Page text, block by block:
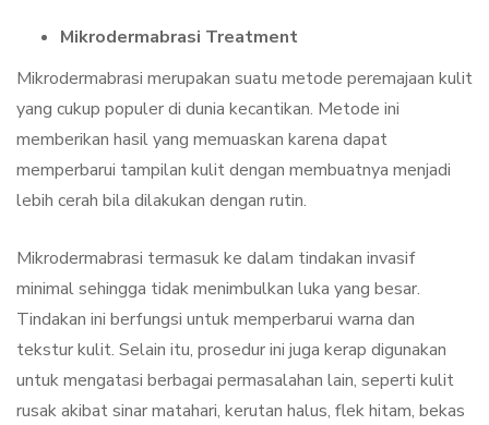
Mikrodermabrasi Treatment
Mikrodermabrasi merupakan suatu metode peremajaan kulit
yang cukup populer di dunia kecantikan. Metode ini
memberikan hasil yang memuaskan karena dapat
memperbarui tampilan kulit dengan membuatnya menjadi
lebih cerah bila dilakukan dengan rutin.
Mikrodermabrasi termasuk ke dalam tindakan invasif
minimal sehingga tidak menimbulkan luka yang besar.
Tindakan ini berfungsi untuk memperbarui warna dan
tekstur kulit. Selain itu, prosedur ini juga kerap digunakan
untuk mengatasi berbagai permasalahan lain, seperti kulit
rusak akibat sinar matahari, kerutan halus, flek hitam, bekas